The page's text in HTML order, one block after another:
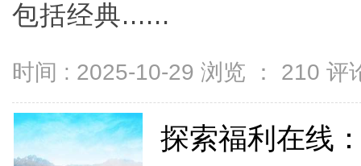
包括经典......
时间 : 2025-10-29 浏览 ： 210 评
探索福利在线